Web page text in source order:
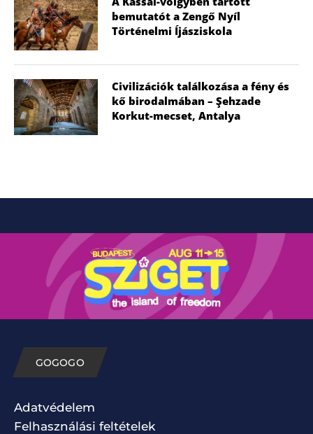
bemutatót a Zengő Nyíl
Történelmi Íjásziskola
Civilizációk találkozása a fény és
kő birodalmában – Şehzade
Korkut-mecset, Antalya
GOGOGO
Adatvédelem
Felhasználási feltételek